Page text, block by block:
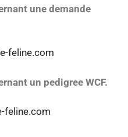
une demande
feline.com
un pedigree WCF.
feline.com